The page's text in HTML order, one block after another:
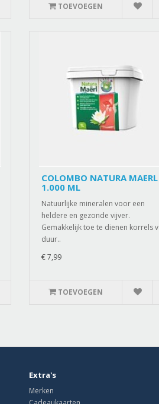
TOEVOEGEN
COLOMBO NATURA MAERL
1.000 ML
Natuurlijke mineralen voor een
heldere en gezonde vijver.
Gemakkelijk toe te dienen korrels
duur..
€ 7,99
TOEVOEGEN
Extra's
Merken